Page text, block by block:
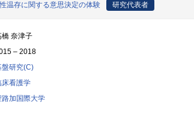
温存に関する意思決定の体験 研究代表者
橋 奈津子
– 2018
盤研究(C)
床看護学
路加国際大学